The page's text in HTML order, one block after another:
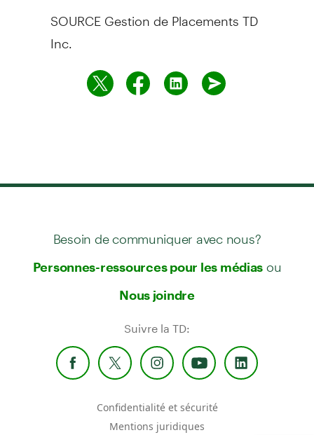
SOURCE Gestion de Placements TD
Inc.
Besoin de communiquer avec nous?
Personnes-ressources pour les médias ou
Nous joindre
Suivre la TD:
Confidentialité et sécurité
Mentions juridiques